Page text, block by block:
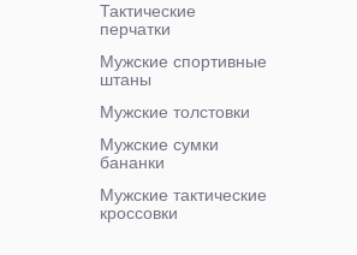
Тактические
перчатки
Мужские спортивные
штаны
Мужские толстовки
Мужские сумки
бананки
Мужские тактические
кроссовки